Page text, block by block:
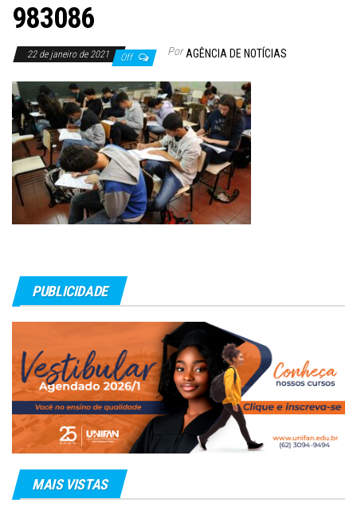
983086
22 de janeiro de 2021 Off Por AGÊNCIA DE NOTÍCIAS
PUBLICIDADE
MAIS VISTAS